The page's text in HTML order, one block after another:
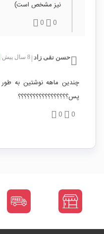
نیز مشخص است)
0
0
حسن نقی زاد | 8 سال پیش
چندین ماهه نوشتین به
پس؟؟؟؟؟؟؟؟؟؟؟؟؟؟؟؟؟
0
0